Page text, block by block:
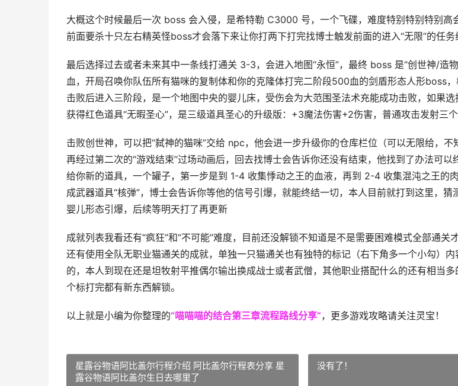
大概这个时候最后一次 boss 会入侵，是希特勒 C3000 号，一个飞碟，难度特别特别特别高
前面要杀十只左右精英怪boss才会落下来让你打两下打完找博士触发前面的进入“无限”的任务
最后选择过去或者未来其中一条线打通关 3-3，会进入地图“永恒”，最终 boss 是“创世神/造
血，开局召唤你队伍所有猫咪的复制体和你的克隆体打完二阶段500血的剑盾形态人形boss，
击败后进入三阶段，是一个地图中央的婴儿床，受伤会为大范围圣法术充能成功击败，如果选
获得红色道具“无暇圣心”，是三级道具圣心的升级版：+3魔法伤害+2伤害，普通攻击发射三
击败创世神，可以把“弑神的猫咪”交给 npc，他会进一步升级你的仓库栏位（可以无限给，不
再经过第二次的“游戏结束”过场动画后，回去找博士会告诉你还没有结束，他找到了办法可以
给你新的道具，一个罐子，第一步是到 1-4 收集悸动之王的血液，再到 2-4 收集混沌之王的
成武器道具“核弹”，博士会告诉你等他的信号引爆，就能终结一切，本人目前就打到这里，猜
婴儿形态引爆，后续等明天打了再更新
成就列表我看还有“疯狂”和“不可能”难度，目前还没解锁不知道是不是需要困难模式全部通关
还有使用全队无职业猫通关的成就，单独一只猫通关也有独特的标记（右下角多一个小勾）
的，本人到现在还是坦牧射平推偶尔输出换成战士或者武僧，其他职业搭配什么的还有相当
个标打完都有新东西解锁。
以上就是小编为你整理的“喵喵喵的结合第三章流程路线分享”，更多游戏攻略请关注灵宝！
星露谷物语阿比盖尔行程介绍 阿比盖尔行程表分享 星
露谷物语阿比盖尔生日去哪里了
没有了！